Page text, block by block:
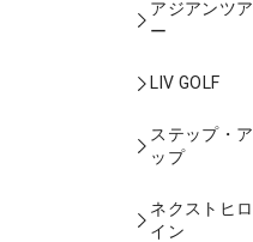
アジアンツア
ー
LIV GOLF
ステップ・ア
ップ
ネクストヒロ
イン